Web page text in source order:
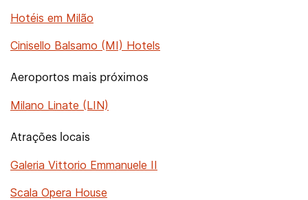
Hotéis em Milão
Cinisello Balsamo (MI) Hotels
Aeroportos mais próximos
Milano Linate (LIN)
Atrações locais
Galeria Vittorio Emmanuele II
Scala Opera House